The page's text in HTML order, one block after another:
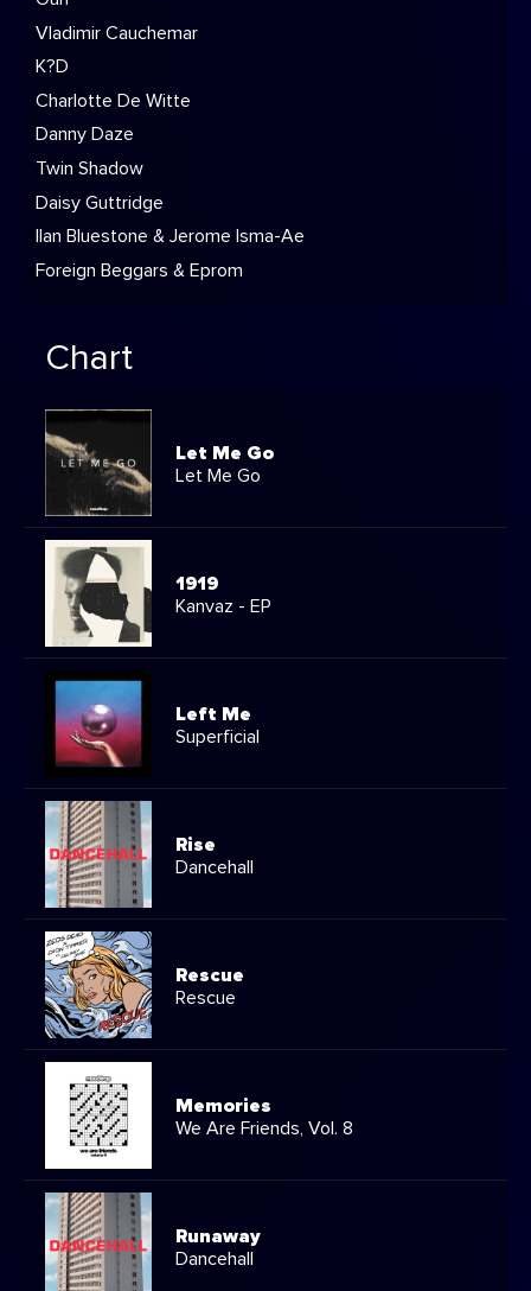
Vladimir Cauchemar
K?D
Charlotte De Witte
Danny Daze
Twin Shadow
Daisy Guttridge
Ilan Bluestone & Jerome Isma-Ae
Foreign Beggars & Eprom
Chart
Let Me Go
Let Me Go
1919
Kanvaz - EP
Left Me
Superficial
Rise
Dancehall
Rescue
Rescue
Memories
We Are Friends, Vol. 8
Runaway
Dancehall